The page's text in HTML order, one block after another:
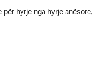
hyrje nga hyrje anësore,